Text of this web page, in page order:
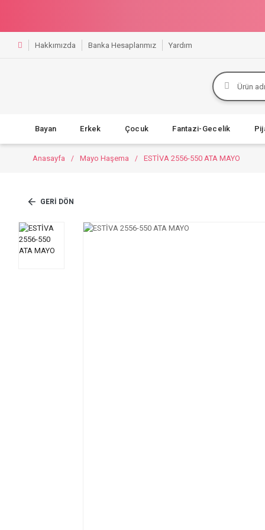
Hakkımızda Banka Hesaplarımız Yardım
Bayan Erkek Çocuk Fantazi-Gecelik
Anasayfa Mayo Haşema ESTİVA 2556-550 ATA MAYO
GERI DÖN